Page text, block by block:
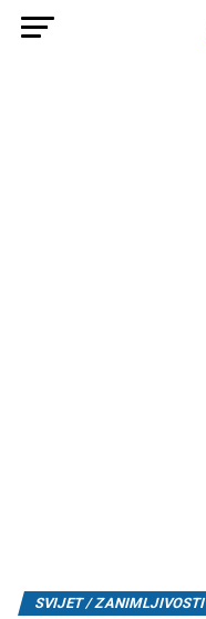
SVIJET / ZANIMLJIVOSTI